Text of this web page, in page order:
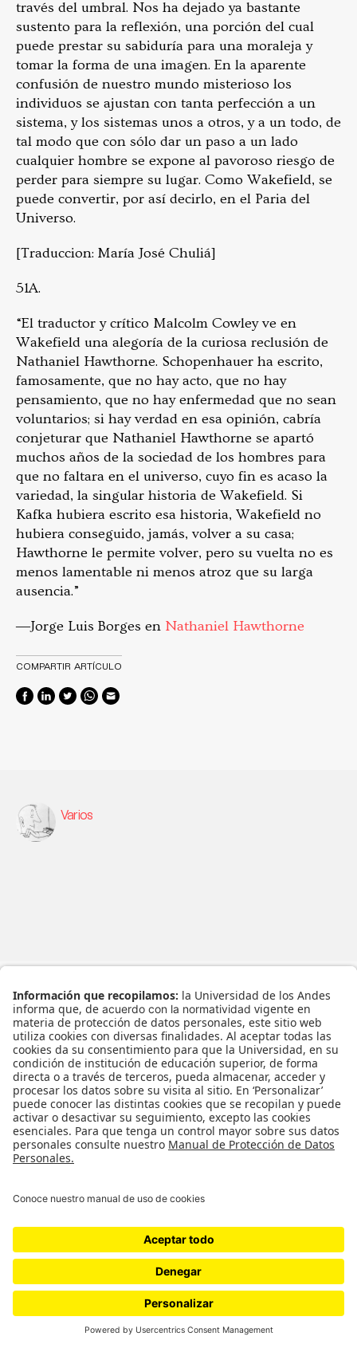
través del umbral. Nos ha dejado ya bastante
sustento para la reflexión, una porción del cual
puede prestar su sabiduría para una moraleja y
tomar la forma de una imagen. En la aparente
confusión de nuestro mundo misterioso los
individuos se ajustan con tanta perfección a un
sistema, y los sistemas unos a otros, y a un todo, de
tal modo que con sólo dar un paso a un lado
cualquier hombre se expone al pavoroso riesgo de
perder para siempre su lugar. Como Wakefield, se
puede convertir, por así decirlo, en el Paria del
Universo.
[Traduccion: María José Chuliá]
51A.
“El traductor y crítico Malcolm Cowley ve en
Wakefield una alegoría de la curiosa reclusión de
Nathaniel Hawthorne. Schopenhauer ha escrito,
famosamente, que no hay acto, que no hay
pensamiento, que no hay enfermedad que no sean
voluntarios; si hay verdad en esa opinión, cabría
conjeturar que Nathaniel Hawthorne se apartó
muchos años de la sociedad de los hombres para
que no faltara en el universo, cuyo fin es acaso la
variedad, la singular historia de Wakefield. Si
Kafka hubiera escrito esa historia, Wakefield no
hubiera conseguido, jamás, volver a su casa;
Hawthorne le permite volver, pero su vuelta no es
menos lamentable ni menos atroz que su larga
ausencia.”
―Jorge Luis Borges en Nathaniel Hawthorne
COMPARTIR ARTÍCULO
Varios
Ojalá lo lean (0) Maravilloso (0)
KK (0) Revelador (0)
Ni fú ni fá (0) Merece MEME (0)
Leave a Reply
Relacionados